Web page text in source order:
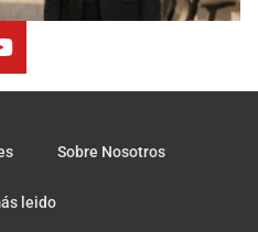
Sobre Nosotros
leido